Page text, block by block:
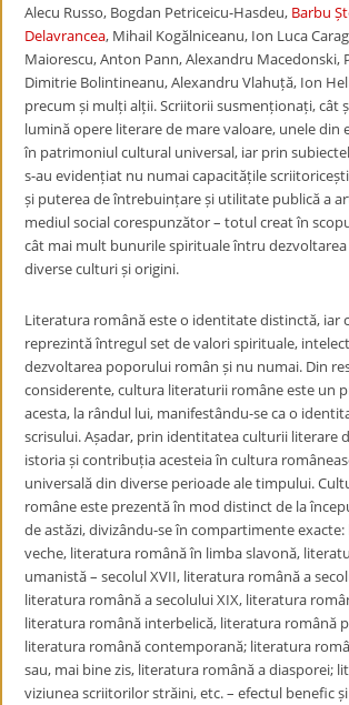
Alecu Russo, Bogdan Petriceicu-Hasdeu, Barbu
Delavrancea, Mihail Kogălniceanu, Ion Luca
Maiorescu, Anton Pann, Alexandru Macedonski,
Dimitrie Bolintineanu, Alexandru Vlahuță, Ion
precum și mulți alții. Scriitorii susmenționați, cât
lumină opere literare de mare valoare, unele din
în patrimoniul cultural universal, iar prin
s-au evidențiat nu numai capacitățile
și puterea de întrebuințare și utilitate publică a
mediul social corespunzător – totul creat în
cât mai mult bunurile spirituale întru
diverse culturi și origini.
Literatura română este o identitate distinctă, iar
reprezintă întregul set de valori spirituale,
dezvoltarea poporului român și nu numai. Din
considerente, cultura literaturii române este un
acesta, la rândul lui, manifestându-se ca o
scrisului. Așadar, prin identitatea culturii literare
istoria și contribuția acesteia în cultura
universală din diverse perioade ale timpului.
române este prezentă în mod distinct de la
de astăzi, divizându-se în compartimente
veche, literatura română în limba slavonă,
umanistă – secolul XVII, literatura română a
literatura română a secolului XIX, literatura
literatura română interbelică, literatura română
literatura română contemporană; literatura
sau, mai bine zis, literatura română a diasporei;
viziunea scriitorilor străini, etc. – efectul benefic